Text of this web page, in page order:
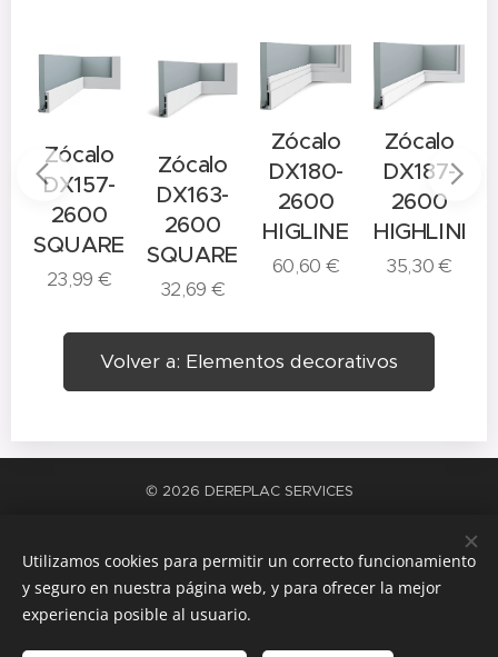
Zócalo
DX157-
2600
SQUARE
23,99 €
Zócalo
DX163-
2600
SQUARE
32,69 €
Zócalo
DX180-
2600
HIGLINE
60,60 €
Zócalo
DX187-
2600
HIGHLINE
35,30€
Volver a: Elementos decorativos
© 2026 DEREPLAC SERVICES
Idiomas
Español
Català
Utilizamos cookies para permitir un correcto funcionamiento
y seguro en nuestra página web, y para ofrecer la mejor
experiencia posible al usuario.